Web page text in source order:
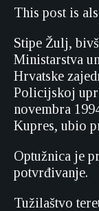
This post is
Stipe Žulj,
Ministarstva
Hrvatske
Policijskoj
novembra
Kupres, ubio
Optužnica je
potvrđivanje.
Tužilaštvo